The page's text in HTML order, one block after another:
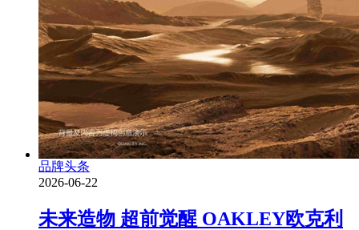
品牌头条
2026-06-22
未来造物 超前觉醒 OAKLEY欧克利